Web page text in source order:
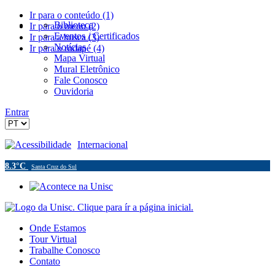
Ir para o conteúdo (1)
Ir para o menu (2)
Ir para a busca (3)
Ir para o rodapé (4)
Biblioteca
Eventos / Certificados
Notícias
Mapa Virtual
Mural Eletrônico
Fale Conosco
Ouvidoria
Entrar
Acessibilidade Internacional
8.3°C Santa Cruz do Sul
Onde Estamos
Tour Virtual
Trabalhe Conosco
Contato